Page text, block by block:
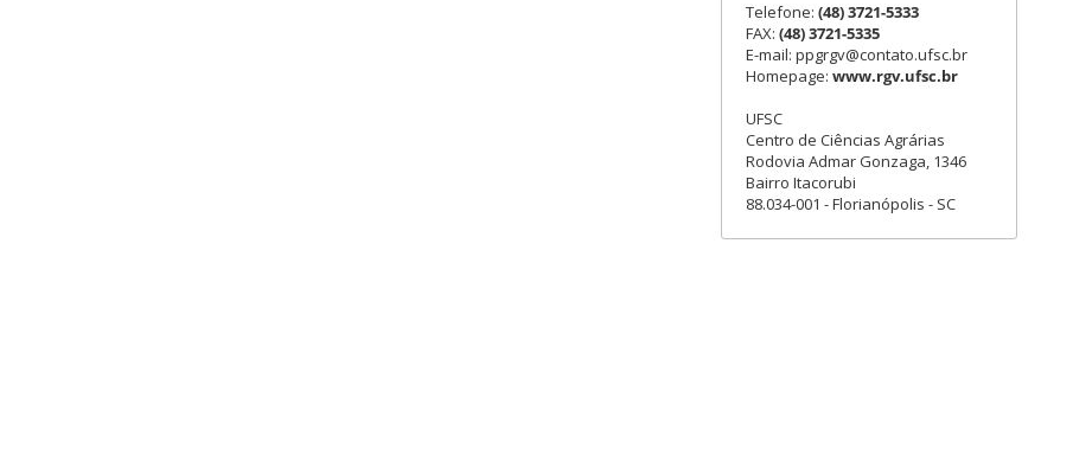
Telefone: (48) 3721-5333
FAX: (48) 3721-5335
E-mail: ppgrgv@contato.ufsc.br
Homepage: www.rgv.ufsc.br
UFSC
Centro de Ciências Agrárias
Rodovia Admar Gonzaga, 1346
Bairro Itacorubi
88.034-001 - Florianópolis - SC